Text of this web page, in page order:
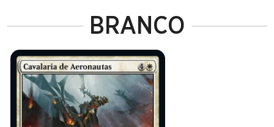
BRANCO